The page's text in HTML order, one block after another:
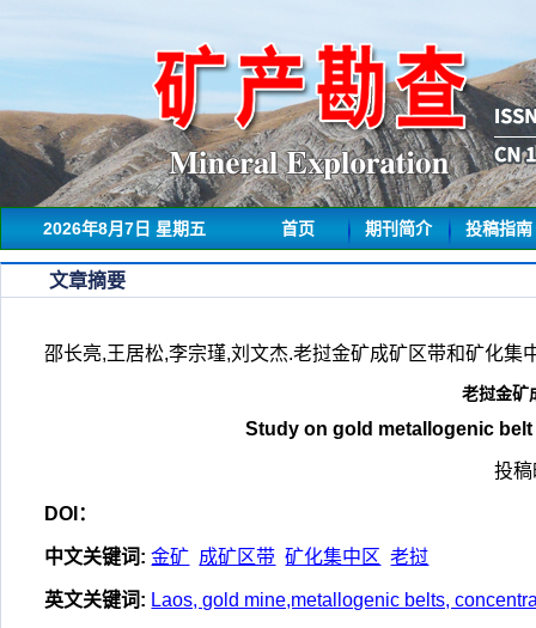
2026年8月7日 星期五 首页 期刊简介 投稿指南
文章摘要
邵长亮,王居松,李宗瑾,刘文杰.老挝金矿成矿区带和矿化集
老挝金矿
Study on gold metallogenic
投
DOI：
中文关键词: 金矿 成矿区带 矿化集中区 老挝
英文关键词: Laos, gold mine,metallogenic belts,